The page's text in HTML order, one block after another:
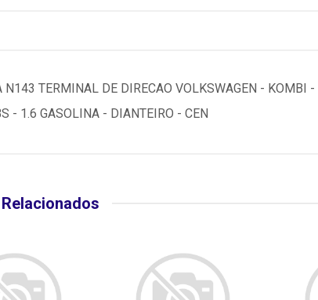
N143 TERMINAL DE DIRECAO VOLKSWAGEN -
- 1.6 GASOLINA - DIANTEIRO - CEN